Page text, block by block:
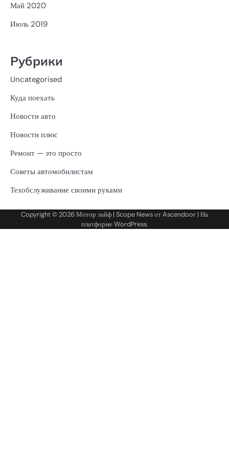
Май 2020
Июль 2019
Рубрики
Uncategorised
Куда поехать
Новости авто
Новости плюс
Ремонт — это просто
Советы автомобилистам
Техобслуживание своими руками
Copyright © 2026Мотор лайф | Scope News отAscendoor | На
платформеWordPress.